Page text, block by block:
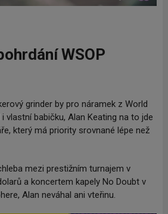
WSOP
grinder by pro náramek z World
vlastní babičku, Alan Keating na to jde
který má priority srovnané lépe než
mezi prestižním turnajem v
a koncertem kapely No Doubt v
Alan neváhal ani vteřinu.